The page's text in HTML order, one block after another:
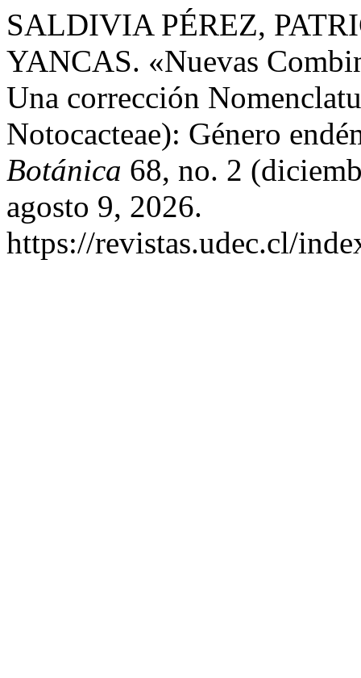
SALDIVIA PÉREZ,
YANCAS. «Nuevas
Una corrección
Notocacteae): Género
Botánica 68, no. 2
agosto 9, 2026.
https://revistas.udec.cl/